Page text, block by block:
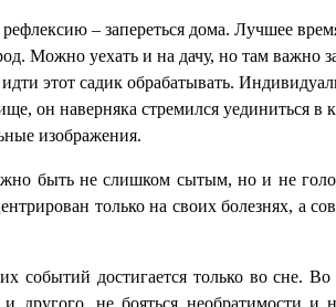
– запереться дома. Лучшее
Можно уехать и на дачу, но там важно
этот садик обрабатывать.
он наверняка стремился
изображения.
быть не слишком сытым, но и не
только на своих болезнях, а
событий достигается только во сне.